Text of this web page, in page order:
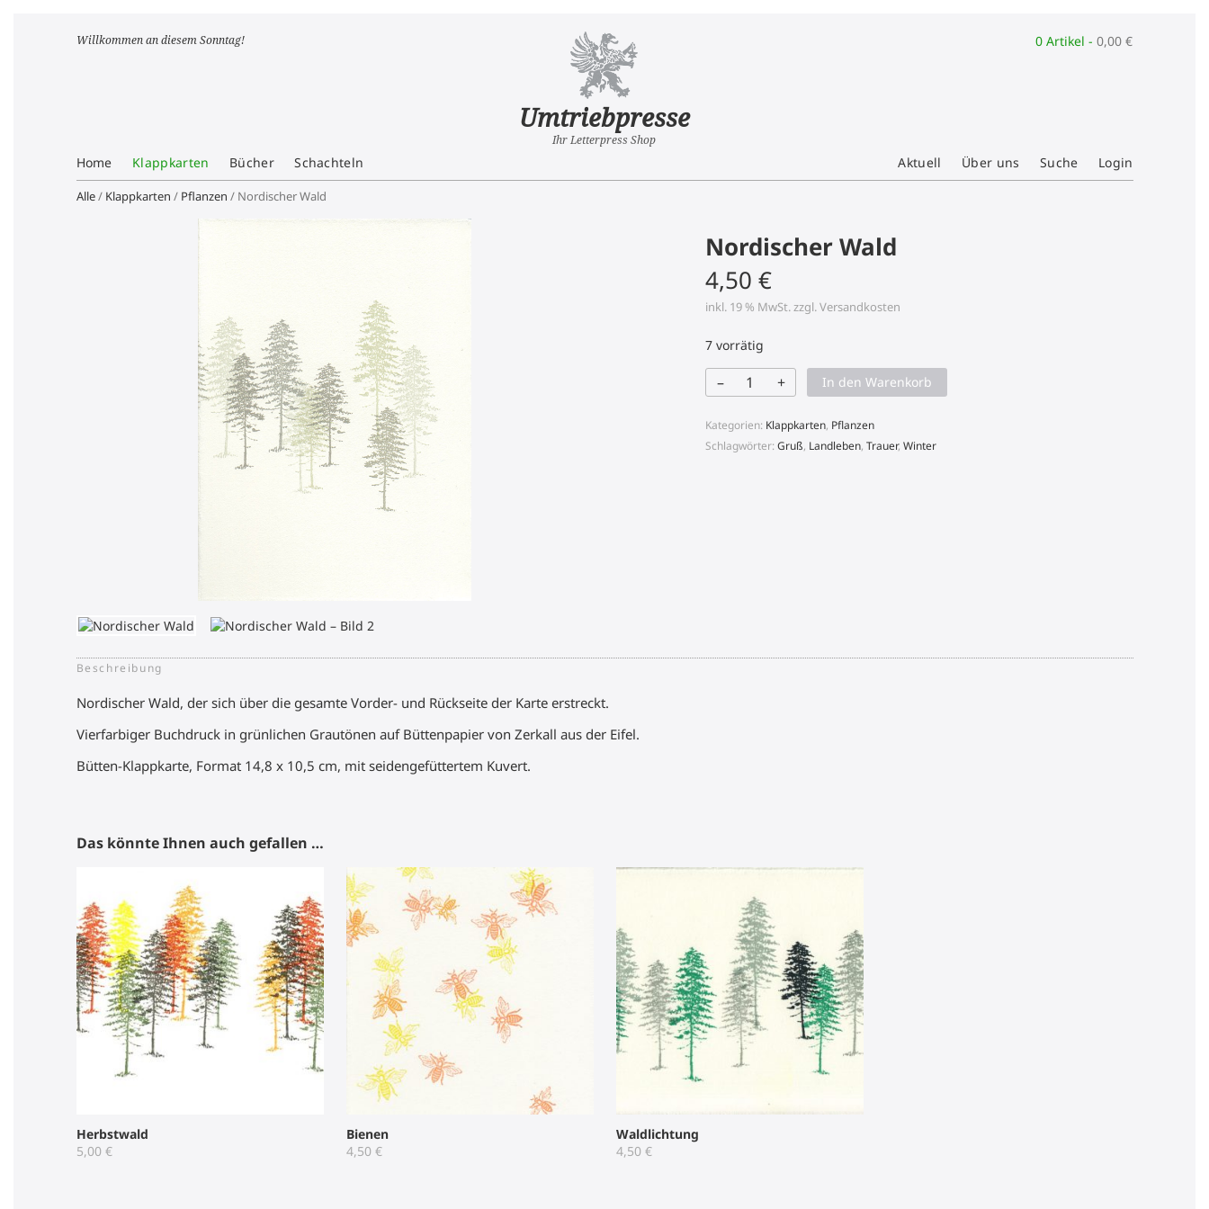
Willkommen an diesem Sonntag!
Umtriebpresse
Ihr Letterpress Shop
0 Artikel -0,00€
Home Klappkarten Bücher Schachteln Aktuell Über uns Suche Login
Alle/ Klappkarten / Pflanzen / Nordischer Wald
Nordischer Wald
4,50€
inkl. 19 % MwSt.zzgl.Versandkosten
7 vorrätig
–
Nordischer
Wald
+ In den Warenkorb
Kategorien: Klappkarten, Pflanzen
Schlagwörter:Gruß, Landleben,Trauer,Winter
Beschreibung
Nordischer Wald, der sich über die gesamte Vorder- und Rückseite der Karte erstreckt.
Vierfarbiger Buchdruck in grünlichen Grautönen auf Büttenpapier von Zerkall aus der Eifel.
Bütten-Klappkarte, Format 14,8 x 10,5 cm, mit seidengefüttertem Kuvert.
Das könnte Ihnen auch gefallen …
Herbstwald
5,00 €
Bienen
4,50 €
Waldlichtung
4,50 €